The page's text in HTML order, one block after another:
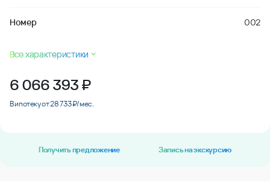
Номер 002
Все характеристики
6 066 393₽
В ипотеку от 28 733 ₽/мес.
Получить предложение Запись на экскурсию